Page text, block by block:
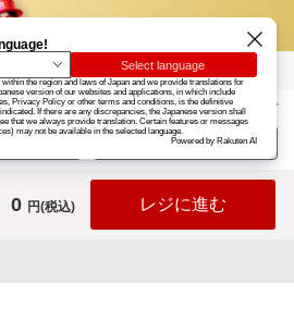
楽天グループ カード
お知らせ ヘルプ
ログイン
0 円(税込) レジに進む